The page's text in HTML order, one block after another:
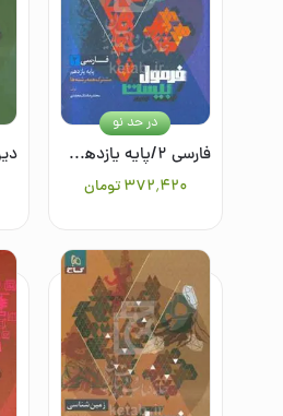
فارسی ۲/پایه یازدهم مشترک همه رشته ها
۳۷۲٬۴۲۰ تومان
در حد نو